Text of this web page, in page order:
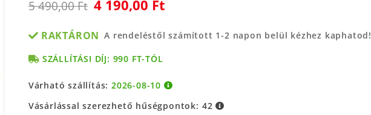
5 490,00 Ft 4 190,00 Ft
RAKTÁRON A rendeléstől számított 1-2 napon belül kézhez kaphatod!
SZÁLLÍTÁSI DÍJ: 990 FT-TÓL
Várható szállítás:2026-08-10
Vásárlással szerezhető hűségpontok: 42